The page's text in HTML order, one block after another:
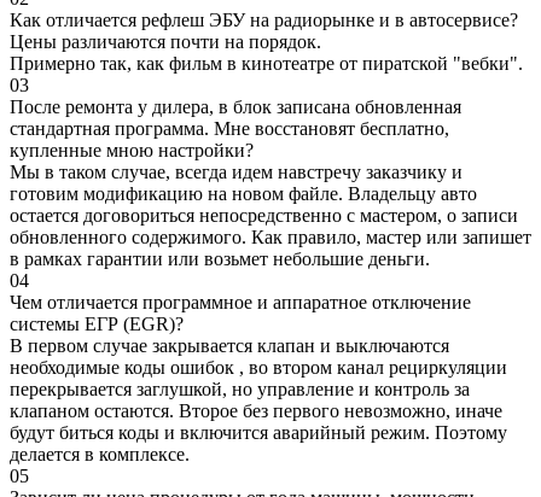
Как отличается рефлеш ЭБУ на радиорынке и в автосервисе?
Цены различаются почти на порядок.
Примерно так, как фильм в кинотеатре от пиратской "вебки".
03
После ремонта у дилера, в блок записана обновленная
стандартная программа. Мне восстановят бесплатно,
купленные мною настройки?
Мы в таком случае, всегда идем навстречу заказчику и
готовим модификацию на новом файле. Владельцу авто
остается договориться непосредственно с мастером, о записи
обновленного содержимого. Как правило, мастер или запишет
в рамках гарантии или возьмет небольшие деньги.
04
Чем отличается программное и аппаратное отключение
системы ЕГР (EGR)?
В первом случае закрывается клапан и выключаются
необходимые коды ошибок , во втором канал рециркуляции
перекрывается заглушкой, но управление и контроль за
клапаном остаются. Второе без первого невозможно, иначе
будут биться коды и включится аварийный режим. Поэтому
делается в комплексе.
05